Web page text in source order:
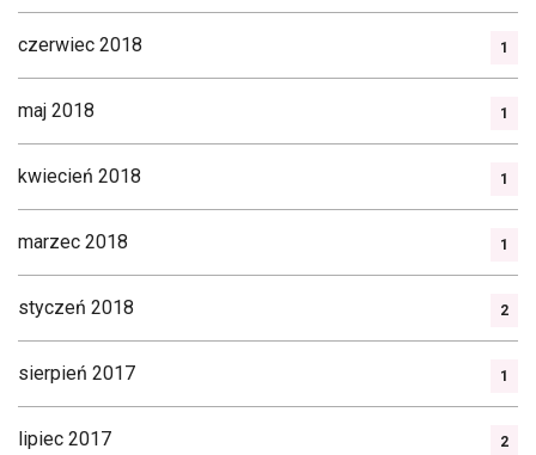
czerwiec 2018 1
maj 2018 1
kwiecień 2018 1
marzec 2018 1
styczeń 2018 2
sierpień 2017 1
lipiec 2017 2